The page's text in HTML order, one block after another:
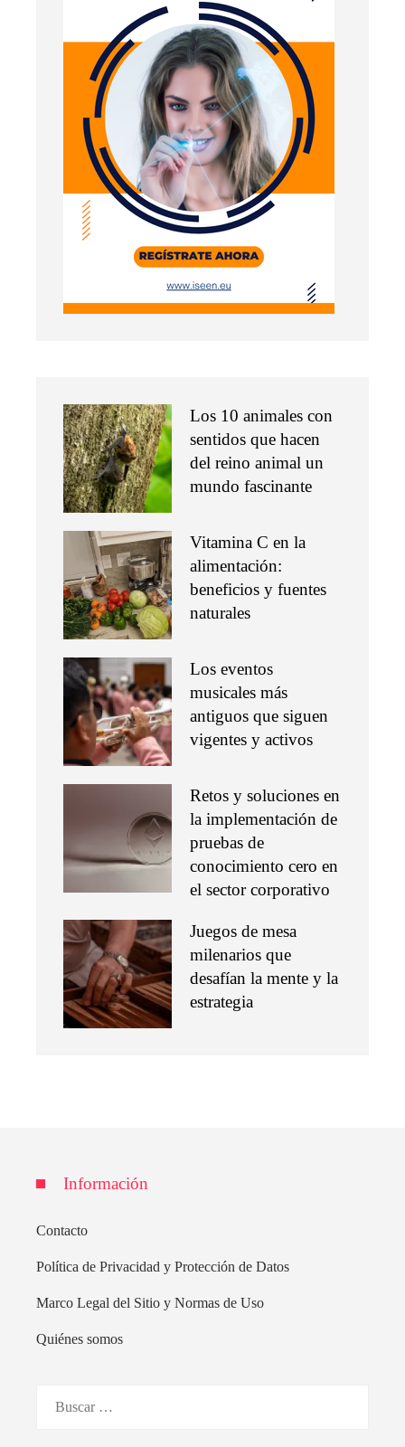
Los 10 animales con
sentidos que hacen
del reino animal un
mundo fascinante
Vitamina C en la
alimentación:
beneficios y fuentes
naturales
Los eventos
musicales más
antiguos que siguen
vigentes y activos
Retos y soluciones en
la implementación de
pruebas de
conocimiento cero en
el sector corporativo
Juegos de mesa
milenarios que
desafían la mente y la
estrategia
Información
Contacto
Política de Privacidad y Protección de Datos
Marco Legal del Sitio y Normas de Uso
Quiénes somos